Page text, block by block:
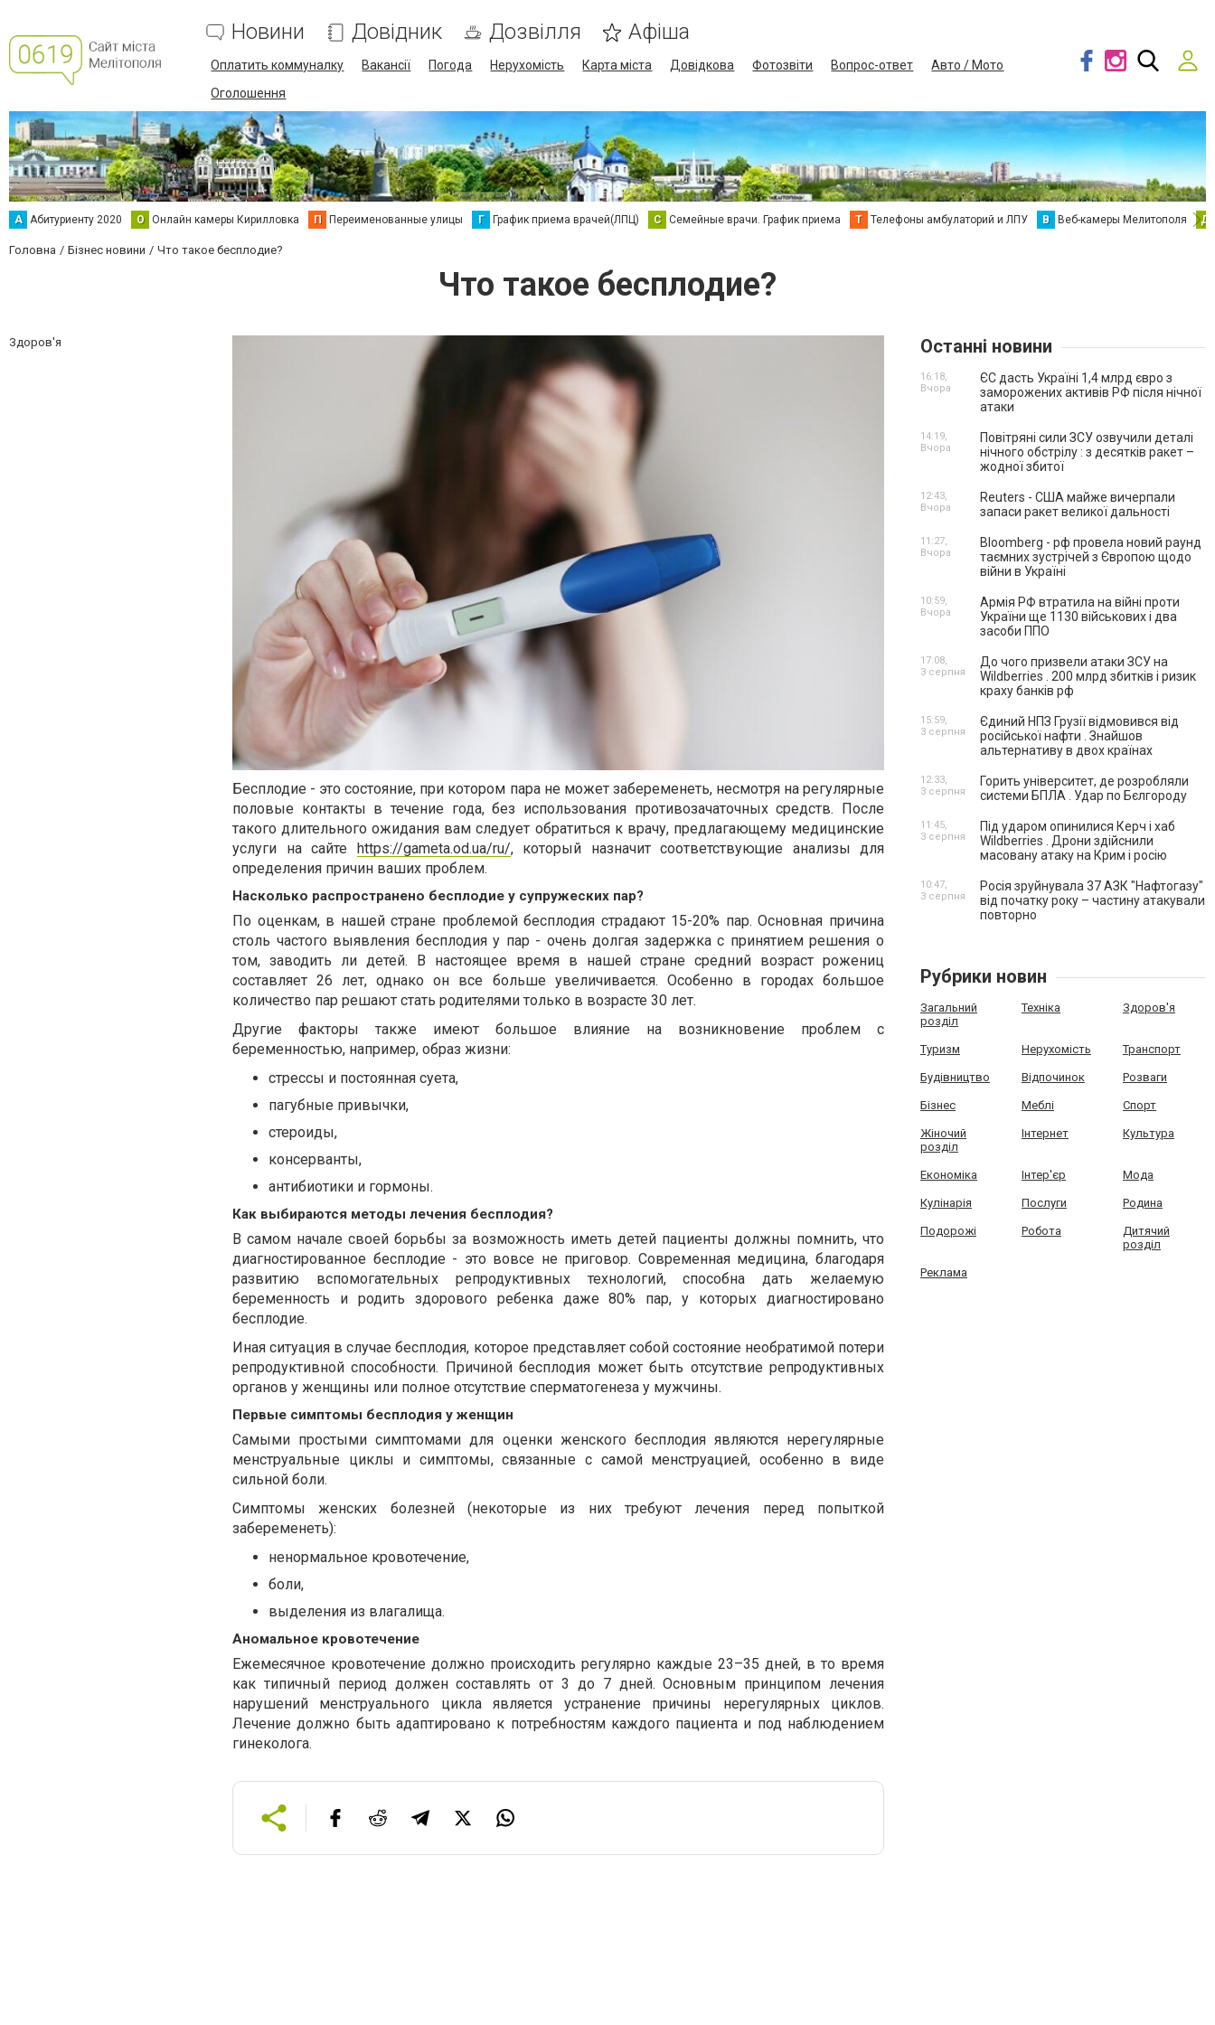
Новини Довідник Дозвілля Афіша
Оплатить коммуналку Вакансії Погода Нерухомість Карта міста Довідкова Фотозвіти Вопрос-ответ
Авто / Мото
Оголошення
А Абитуриенту 2020 О Онлайн камеры Кирилловка П Переименованные улицы Г График приема врачей(ЛПЦ) С Семейные врачи. График приема Т Телефоны амбулаторий и ЛПУ В Веб-камеры Мелитополя Д
Головна Бізнес новини Что такое бесплодие?
Что такое бесплодие?
Здоров'я
Бесплодие - это состояние, при котором пара не может забеременеть, несмотря на регулярные
половые контакты в течение года, без использования противозачаточных средств. После
такого длительного ожидания вам следует обратиться к врачу, предлагающему медицинские
услуги на сайте
https://gameta.od.ua/ru/, который назначит соответствующие анализы для
определения причин ваших проблем.
Насколько распространено бесплодие у супружеских пар?
По оценкам, в нашей стране проблемой бесплодия страдают 15-20% пар. Основная причина
столь частого выявления бесплодия у пар - очень долгая задержка с принятием решения о
том, заводить ли детей. В настоящее время в нашей стране средний возраст рожениц
составляет 26 лет, однако он все больше увеличивается. Особенно в городах большое
количество пар решают стать родителями только в возрасте 30 лет.
Другие факторы также имеют большое влияние на возникновение проблем с
беременностью, например, образ жизни:
стрессы и постоянная суета,
пагубные привычки,
стероиды,
консерванты,
антибиотики и гормоны.
Как выбираются методы лечения бесплодия?
В самом начале своей борьбы за возможность иметь детей пациенты должны помнить, что
диагностированное бесплодие - это вовсе не приговор. Современная медицина, благодаря
развитию вспомогательных репродуктивных технологий, способна дать желаемую
беременность и родить здорового ребенка даже 80% пар, у которых диагностировано
бесплодие.
Иная ситуация в случае бесплодия, которое представляет собой состояние необратимой потери
репродуктивной способности. Причиной бесплодия может быть отсутствие репродуктивных
органов у женщины или полное отсутствие сперматогенеза у мужчины.
Первые симптомы бесплодия у женщин
Самыми простыми симптомами для оценки женского бесплодия являются нерегулярные
менструальные циклы и симптомы, связанные с самой менструацией, особенно в виде
сильной боли.
Симптомы женских болезней (некоторые из них требуют лечения перед попыткой
забеременеть):
ненормальное кровотечение,
боли,
выделения из влагалища.
Аномальное кровотечение
Ежемесячное кровотечение должно происходить регулярно каждые 23–35 дней, в то время
как типичный период должен составлять от 3 до 7 дней. Основным принципом лечения
нарушений менструального цикла является устранение причины нерегулярных циклов.
Лечение должно быть адаптировано к потребностям каждого пациента и под наблюдением
гинеколога.
Останні новини
ЄС дасть Україні 1,4 млрд євро з
заморожених активів РФ після нічної
атаки
16:18,
Вчора
Повітряні сили ЗСУ озвучили деталі
нічного обстрілу : з десятків ракет –
жодної збитої
14:19,
Вчора
Reuters - США майже вичерпали
запаси ракет великої дальності
12:43,
Вчора
Bloomberg - рф провела новий раунд
таємних зустрічей з Європою щодо
війни в Україні
11:27,
Вчора
Армія РФ втратила на війні проти
України ще 1130 військових і два
засоби ППО
10:59,
Вчора
До чого призвели атаки ЗСУ на
Wildberries . 200 млрд збитків і ризик
краху банків рф
17:08,
3 серпня
Єдиний НПЗ Грузії відмовився від
російської нафти . Знайшов
альтернативу в двох країнах
15:59,
3 серпня
Горить університет, де розробляли
системи БПЛА . Удар по Бєлгороду
12:33,
3 серпня
Під ударом опинилися Керч і хаб
Wildberries . Дрони здійснили
масовану атаку на Крим і росію
11:45,
3 серпня
Росія зруйнувала 37 АЗК "Нафтогазу"
від початку року – частину атакували
повторно
10:47,
3 серпня
Рубрики новин
Загальний
розділ
Техніка Здоров'я
Туризм Нерухомість Транспорт
Будівництво Відпочинок Розваги
Бізнес Меблі Спорт
Жіночий
розділ
Інтернет Культура
Економіка Інтер'єр Мода
Кулінарія Послуги Родина
Подорожі Робота
Дитячий
розділ
Реклама